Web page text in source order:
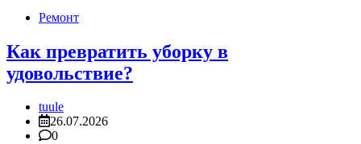
Ремонт
Как превратить уборку в
удовольствие?
tuule
26.07.2026
0